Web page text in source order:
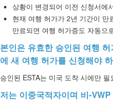
상황이 변경되어 이전 신청서에
현재 여행 허가가 2년 기간이
만료되면 여행 허가증도 자동으
본인은 유효한 승인된 여행
에 새 여행 허가를 신청해야
승인된 ESTA는 미국 도착 시에만
저는 이중국적자이며 비-